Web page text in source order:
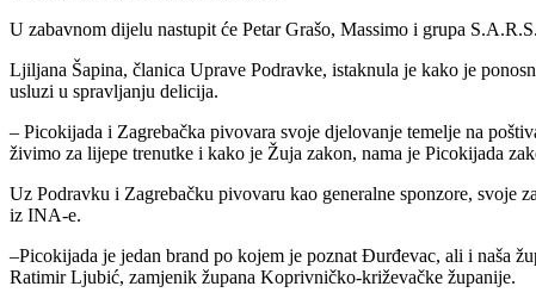
U zabavnom dijelu nastupit će Petar Grašo, Massimo i grupa
Ljiljana Šapina, članica Uprave Podravke, istaknula je kako je
usluzi u spravljanju delicija.
– Picokijada i Zagrebačka pivovara svoje djelovanje temelje na
živimo za lijepe trenutke i kako je Žuja zakon, nama je Picokijada
Uz Podravku i Zagrebačku pivovaru kao generalne sponzore,
iz INA-e.
–Picokijada je jedan brand po kojem je poznat Đurđevac, ali i naša
Ratimir Ljubić, zamjenik župana Koprivničko-križevačke županije.